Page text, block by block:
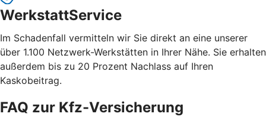
WerkstattService
Im Schadenfall vermitteln wir Sie direkt an eine unserer
über 1.100 Netzwerk-Werkstätten in Ihrer Nähe. Sie erhalten
außerdem bis zu 20 Prozent Nachlass auf Ihren
Kaskobeitrag.
FAQ zur Kfz-Versicherung